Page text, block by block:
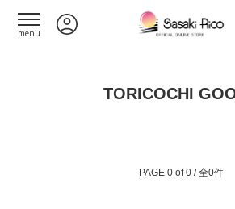
menu
TORICOCHI
PAGE 0 of 0 / 全0件